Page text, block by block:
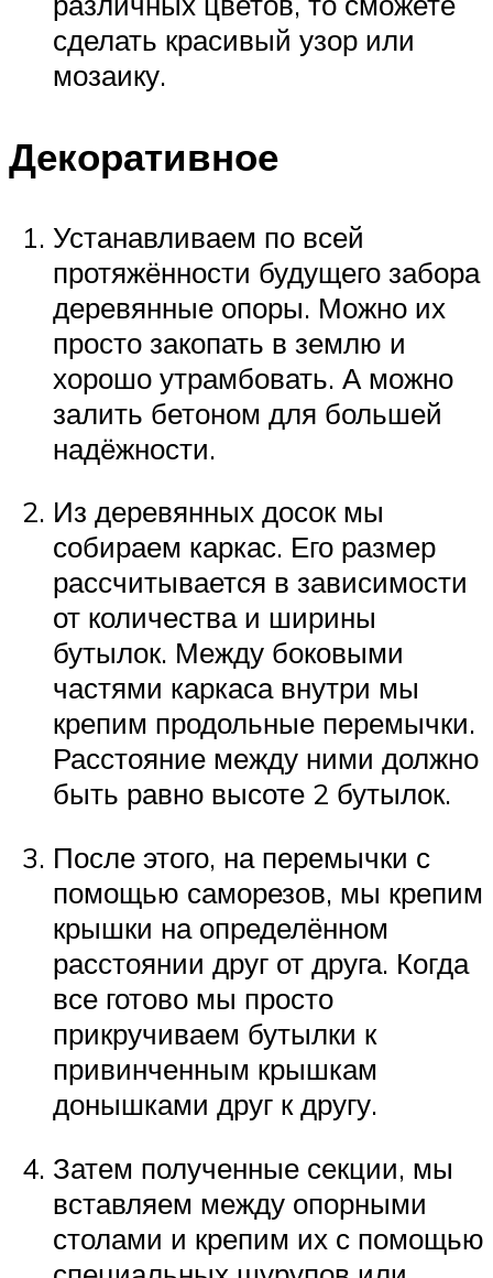
сделать красивый узор или
мозаику.
Декоративное
Устанавливаем по всей
протяжённости будущего забора
деревянные опоры. Можно их
просто закопать в землю и
хорошо утрамбовать. А можно
залить бетоном для большей
надёжности.
Из деревянных досок мы
собираем каркас. Его размер
рассчитывается в зависимости
от количества и ширины
бутылок. Между боковыми
частями каркаса внутри мы
крепим продольные перемычки.
Расстояние между ними должно
быть равно высоте 2 бутылок.
После этого, на перемычки с
помощью саморезов, мы крепим
крышки на определённом
расстоянии друг от друга. Когда
все готово мы просто
прикручиваем бутылки к
привинченным крышкам
донышками друг к другу.
Затем полученные секции, мы
вставляем между опорными
столами и крепим их с помощью